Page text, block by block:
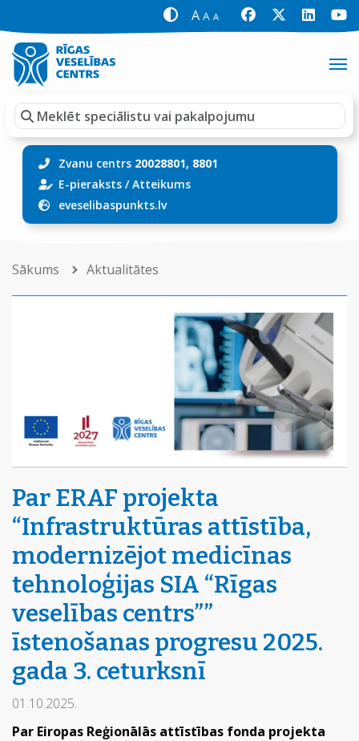
A A A
Zvanu centrs 20028801, 8801
E-pieraksts/Atteikums
eveselibaspunkts.lv
Sākums Aktualitātes
Par ERAF projekta
“Infrastruktūras attīstība,
modernizējot medicīnas
tehnoloģijas SIA “Rīgas
veselības centrs””
īstenošanas progresu 2025.
gada 3. ceturksnī
01.10.2025.
Par Eiropas Reģionālās attīstības fonda projekta